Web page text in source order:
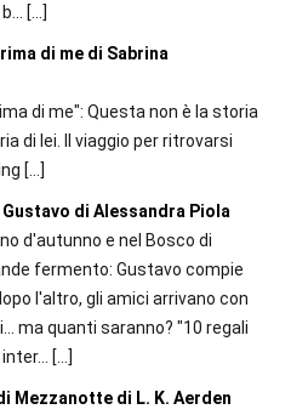
[…]
di me di Sabrina
di me": Questa non è la storia
di lei. Il viaggio per ritrovarsi
[…]
di Alessandra Piola
d'autunno e nel Bosco di
fermento: Gustavo compie
l'altro, gli amici arrivano con
ma quanti saranno? "10 regali
[…]
Mezzanotte di L. K. Aerden